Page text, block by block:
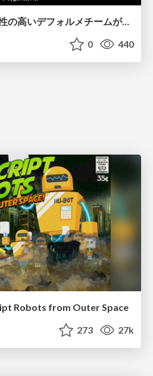
【CEDEC2026】専門性の高いデフォルメチームが挑んだ人材育成戦略 〜Cygames Academiaの企画から実施まで〜
0 440
Robots from Outer Space
273 27k